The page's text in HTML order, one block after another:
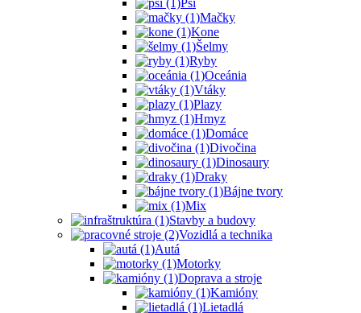
Psi
Mačky
Kone
Šelmy
Ryby
Oceánia
Vtáky
Plazy
Hmyz
Domáce
Divočina
Dinosaury
Draky
Bájne tvory
Mix
Stavby a budovy
Vozidlá a technika
Autá
Motorky
Doprava a stroje
Kamióny
Lietadlá